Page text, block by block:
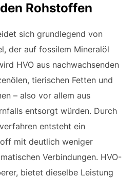
Rohstoffen
sich grundlegend von
der auf fossilem Mineralöl
HVO aus nachwachsenden
tierischen Fetten und
– also vor allem aus
entsorgt würden. Durch
entsteht ein
mit deutlich weniger
Verbindungen. HVO-
bietet dieselbe Leistung